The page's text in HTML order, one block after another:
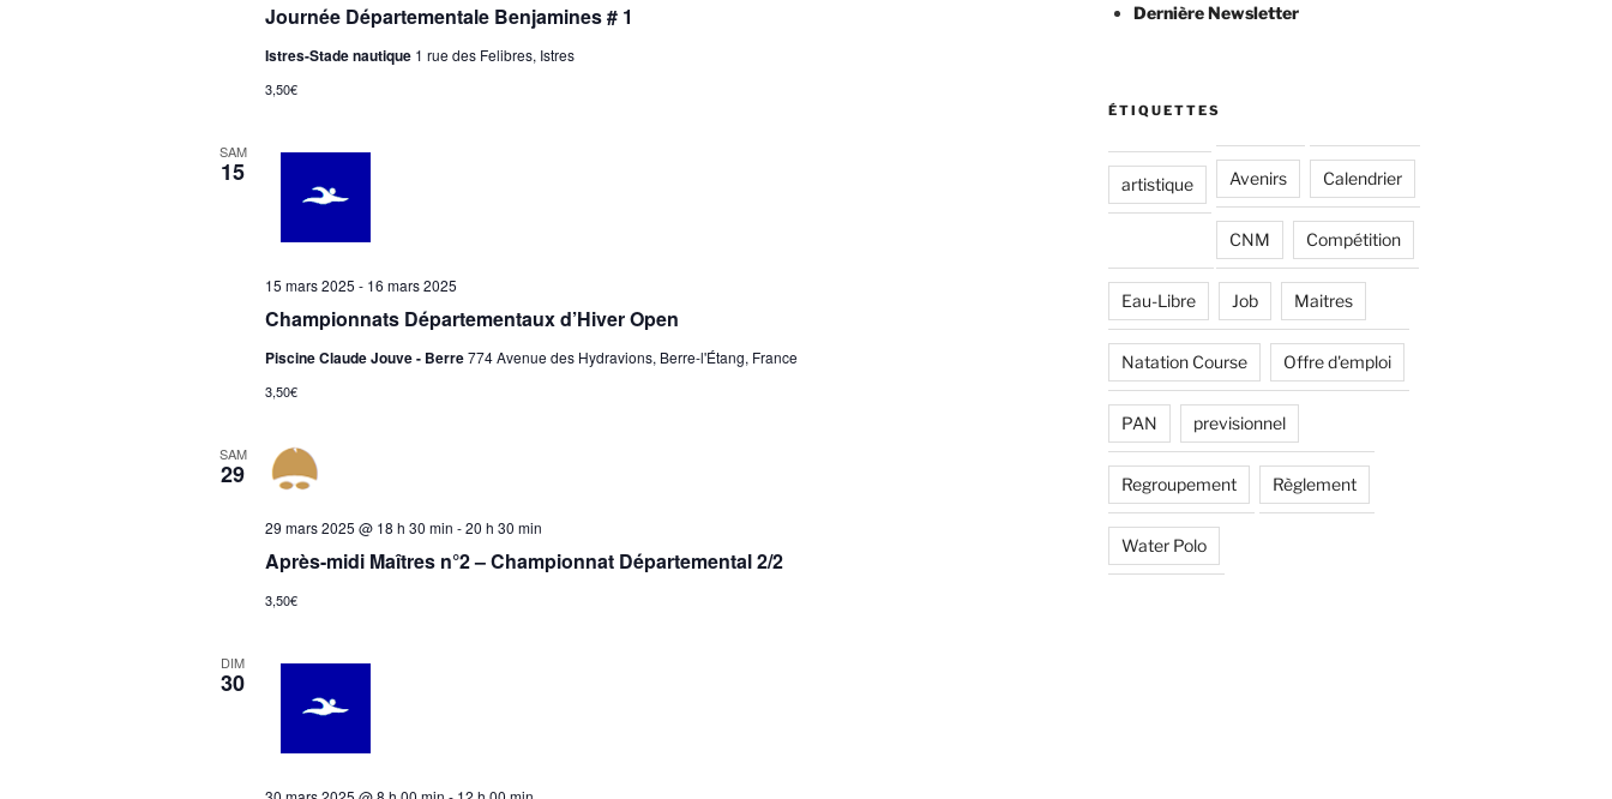
Journée Départementale Benjamines # 1
Istres-Stade nautique 1 rue des Felibres, Istres
3,50€
SAM
15
Championnats Départementaux d’Hiver Open
15 mars 2025 - 16 mars 2025
Piscine Claude Jouve - Berre774 Avenue des Hydravions, Berre-l'Étang, France
3,50€
SAM
29
Après-midi Maîtres n°2 – Championnat Départemental 2/2
29 mars 2025 @ 18 h 30 min -20 h 30 min
3,50€
DIM
30
Dernière Newsletter
ÉTIQUETTES
artistique Avenirs Calendrier
CNM Compétition
Eau-Libre Job Maitres
Natation Course Offre d'emploi
PAN previsionnel
Regroupement Règlement
Water Polo